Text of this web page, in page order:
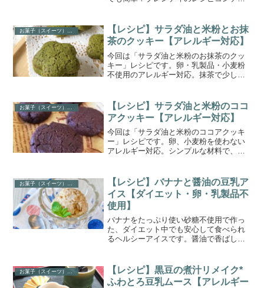
った3つ。ダイエット中・ちょっとしたお
もてなしにも。
お菓子（スイーツ）レシピ
【レシピ】サラダ油と米粉とお抹
茶のクッキー【アレルギー対応】
今回は「サラダ油と米粉のお抹茶のクッ
キー」レシピです。卵・乳製品・小麦粉
不使用のアレルギー対応。抹茶で少し和
ダイエット中のおやつにもおすすめで
す。
【レシピ】サラダ油と米粉のココ
アクッキー【アレルギー対応】
今回は「サラダ油と米粉のココアクッキ
ー」レシピです。卵、小麦粉を使わない
アレルギー対応。シンプルな材料で、生
ト中の方や、ヴィーガン・マクロビも
OK。
お菓子（スイーツ）レシピ
【レシピ】バナナと醤油の豆乳ア
イス【ダイエット・卵・乳製品不
使用】
バナナをたっぷり使い砂糖不使用で作っ
た、ダイエット中でも安心して食べられ
るヘルシーアイスです。醤油で香ばしさ
ベースなので、卵・乳製品不使用で、ア
レルギーがあっても安心。
お菓子（スイーツ）レシピ
【レシピ】黒豆の煮汁リメイク*
ふわとろ豆乳ムース【アレルギー